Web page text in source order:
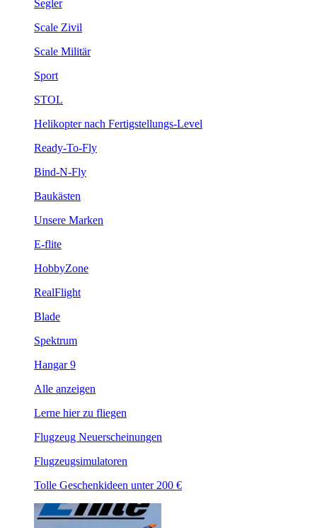
Segler
Scale Zivil
Scale Militär
Sport
STOL
Helikopter nach Fertigstellungs-Level
Ready-To-Fly
Bind-N-Fly
Baukästen
Unsere Marken
E-flite
HobbyZone
RealFlight
Blade
Spektrum
Hangar 9
Alle anzeigen
Lerne hier zu fliegen
Flugzeug Neuerscheinungen
Flugzeugsimulatoren
Tolle Geschenkideen unter 200 €